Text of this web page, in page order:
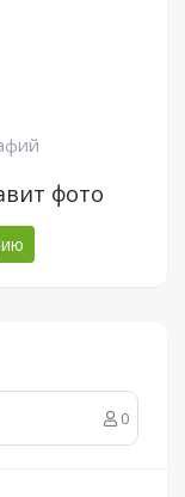
фото
0